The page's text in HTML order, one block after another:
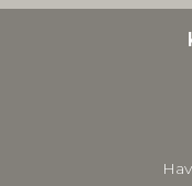
Ürün fiyatı diğer